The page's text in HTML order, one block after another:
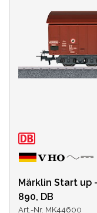
Märklin Start up
890, DB
Art.-Nr. MK44600